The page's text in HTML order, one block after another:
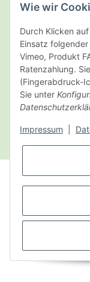
Wie wir
Durch Klicken
Einsatz
Vimeo, Produkt
Ratenzahlung.
(Fingerabdruck-
Sie unter
Impressum
* Alle
©